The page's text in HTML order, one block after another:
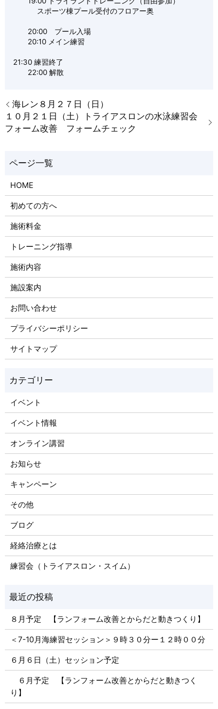
スポーツ棟プール受付のフロアー奥
20:00 プール入場
20:10 メイン練習
21:30 練習終了
22:00 解散
海レン８月２７日（日）
１０月２１日（土）トライアスロンの水泳練習会
フォーム改善 フォームチェック
HOME
初めての方へ
施術料金
トレーニング指導
施術内容
施設案内
お問い合わせ
プライバシーポリシー
サイトマップ
イベント
イベント情報
オンライン講習
お知らせ
キャンペーン
その他
ブログ
経絡治療とは
練習会（トライアスロン・スイム）
８月予定 【ランフォーム改善とからだと動きつくり】
＜7-10月海練習セッション＞９時３０分ー１２時００分
６月６日（土）セッション予定
６月予定 【ランフォーム改善とからだと動きつく
り】